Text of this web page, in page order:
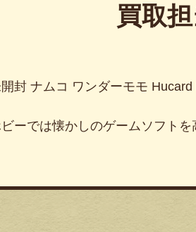
買取
封 ナムコ ワンダーモモ
ーでは懐かしのゲームソフトを